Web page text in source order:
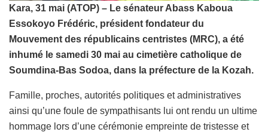
Kara, 31 mai (ATOP) – Le sénateur Abass Kaboua
Essokoyo Frédéric, président fondateur du
Mouvement des républicains centristes (MRC), a été
inhumé le samedi 30 mai au cimetière catholique de
Soumdina-Bas Sodoa, dans la préfecture de la Kozah.
Famille, proches, autorités politiques et administratives
ainsi qu’une foule de sympathisants lui ont rendu un ultime
hommage lors d’une cérémonie empreinte de tristesse et